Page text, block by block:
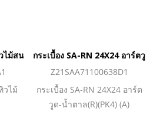
ไม้สน-เนื้อ(A)
วไม้
กระเบื้อง SA-RN 24X24 อาร์ตวูด
Z21SAA71100638D1
กระเบื้อง SA-RN 24X24 อาร์ต
วูด-น้ำตาล(R)(PK4) (A)